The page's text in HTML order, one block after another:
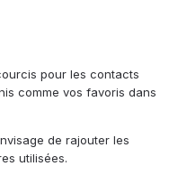
pour les contacts
comme vos favoris dans
de rajouter les
utilisées.